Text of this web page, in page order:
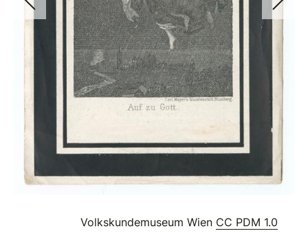
Volkskundemuseum Wien CC PDM 1.0